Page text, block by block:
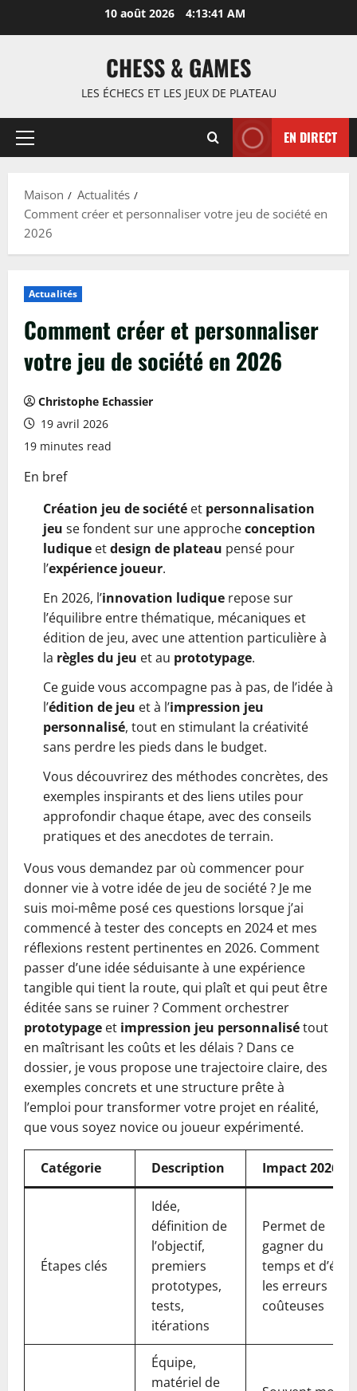
10 août 2026 4:13:42 AM
CHESS & GAMES
LES ÉCHECS ET LES JEUX DE PLATEAU
Menu
EN DIRECT
Maison
Actualités
Comment créer et personnaliser votre jeu de société en
2026
Actualités
Comment créer et personnaliser
votre jeu de société en 2026
Christophe Echassier
19 avril 2026
19 minutes read
En bref
Création jeu de société et personnalisation
jeu se fondent sur une approcheconception
ludique etdesign de plateau pensé pour
l’expérience joueur.
En 2026, l’innovation ludique repose sur
l’équilibre entre thématique, mécaniques et
édition de jeu, avec une attention particulière à
la règles du jeu et au prototypage.
Ce guide vous accompagne pas à pas, de l’idée à
l’édition de jeu et à l’impression jeu
personnalisé, tout en stimulant la créativité
sans perdre les pieds dans le budget.
Vous découvrirez des méthodes concrètes, des
exemples inspirants et des liens utiles pour
approfondir chaque étape, avec des conseils
pratiques et des anecdotes de terrain.
Vous vous demandez par où commencer pour
donner vie à votre idée de jeu de société ? Je me
suis moi-même posé ces questions lorsque j’ai
commencé à tester des concepts en 2024 et mes
réflexions restent pertinentes en 2026. Comment
passer d’une idée séduisante à une expérience
tangible qui tient la route, qui plaît et qui peut être
éditée sans se ruiner ? Comment orchestrer
prototypage et impression jeu personnalisétout
en maîtrisant les coûts et les délais ? Dans ce
dossier, je vous propose une trajectoire claire, des
exemples concrets et une structure prête à
l’emploi pour transformer votre projet en réalité,
que vous soyez novice ou joueur expérimenté.
Catégorie Description Impact 2026
Étapes clés
Idée,
définition de
l’objectif,
premiers
prototypes,
tests,
itérations
Permet de
gagner du
temps et
les erreurs
coûteuses
Équipe,
matériel de